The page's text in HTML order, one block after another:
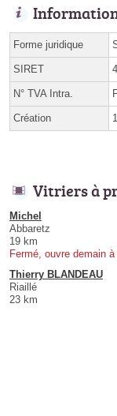
Forme juridique
SIRET
N° TVA Intra.
Création
Vitriers à
Michel
Abbaretz
19 km
Fermé, ouvre demain à
Thierry BLANDEAU
Riaillé
23 km